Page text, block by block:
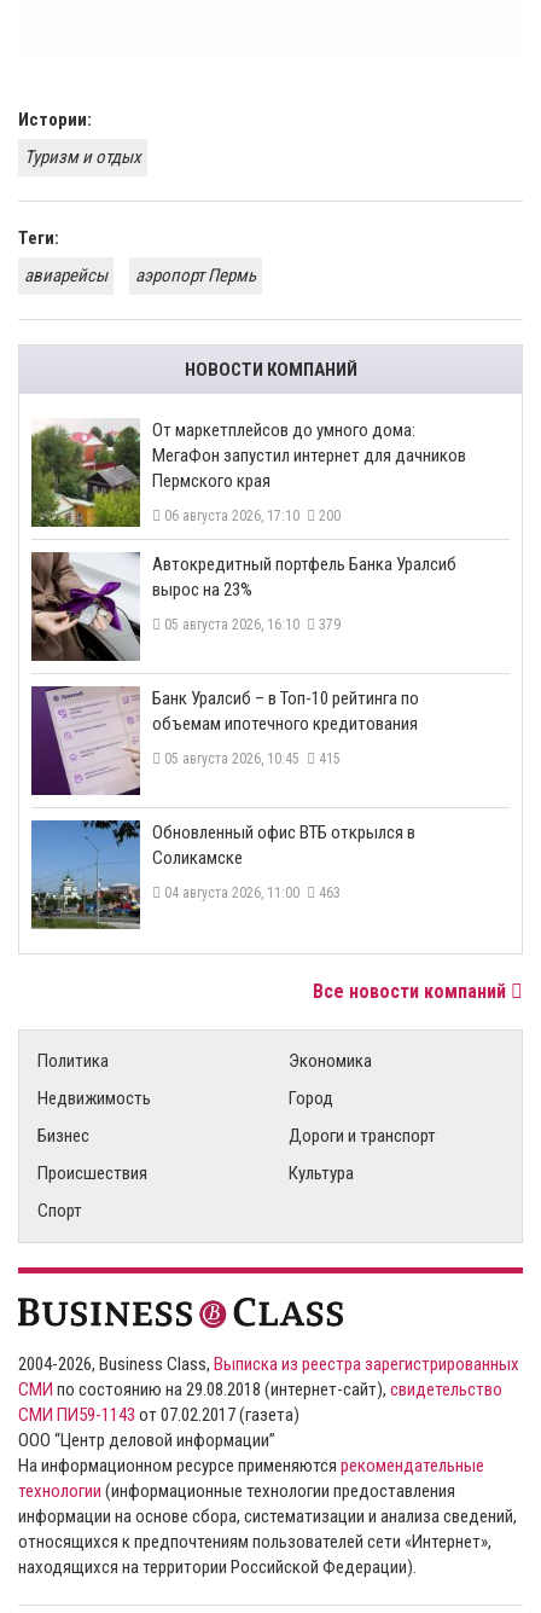
Истории:
Туризм и отдых
Теги:
авиарейсы
аэропорт Пермь
НОВОСТИ КОМПАНИЙ
От маркетплейсов до умного дома:
МегаФон запустил интернет для дачников
Пермского края
06 августа 2026, 17:10 200
​Автокредитный портфель Банка Уралсиб
вырос на 23%
05 августа 2026, 16:10 379
​Банк Уралсиб – в Топ-10 рейтинга по
объемам ипотечного кредитования
05 августа 2026, 10:45 415
​Обновленный офис ВТБ открылся в
Соликамске
04 августа 2026, 11:00 463
Все новости компаний
Политика
Экономика
Недвижимость
Город
Бизнес
Дороги и транспорт
Происшествия
Культура
Спорт
2004-2026, Business Class, Выписка из реестра зарегистрированных
СМИ по состоянию на 29.08.2018 (интернет-сайт), свидетельство
СМИ ПИ59-1143 от 07.02.2017 (газета)
ООО “Центр деловой информации”
На информационном ресурсе применяются рекомендательные
технологии (информационные технологии предоставления
информации на основе сбора, систематизации и анализа сведений,
относящихся к предпочтениям пользователей сети «Интернет»,
находящихся на территории Российской Федерации).